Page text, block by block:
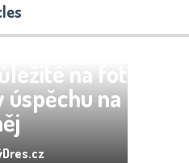
na fotbalu?
na hřišti i